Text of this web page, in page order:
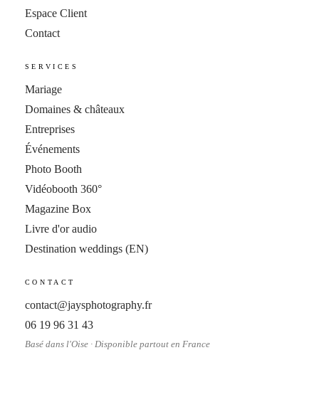
Espace Client
Contact
SERVICES
Mariage
Domaines & châteaux
Entreprises
Événements
Photo Booth
Vidéobooth 360°
Magazine Box
Livre d'or audio
Destination weddings (EN)
CONTACT
contact@jaysphotography.fr
06 19 96 31 43
Basé dans l'Oise · Disponible partout en France